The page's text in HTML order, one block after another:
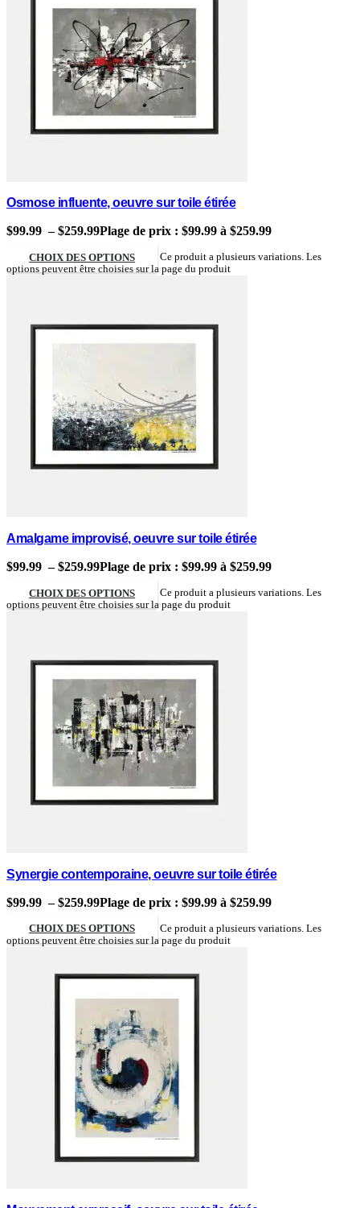
Osmose influente, oeuvre sur toile étirée
$99.99 – $259.99Plage de prix : $99.99 à $259.99
CHOIX DES OPTIONS
Ce produit a plusieurs variations. Les
options peuvent être choisies sur la page du produit
Amalgame improvisé, oeuvre sur toile étirée
$99.99 – $259.99Plage de prix : $99.99 à $259.99
CHOIX DES OPTIONS
Ce produit a plusieurs variations. Les
options peuvent être choisies sur la page du produit
Synergie contemporaine, oeuvre sur toile étirée
$99.99 – $259.99Plage de prix : $99.99 à $259.99
CHOIX DES OPTIONS
Ce produit a plusieurs variations. Les
options peuvent être choisies sur la page du produit